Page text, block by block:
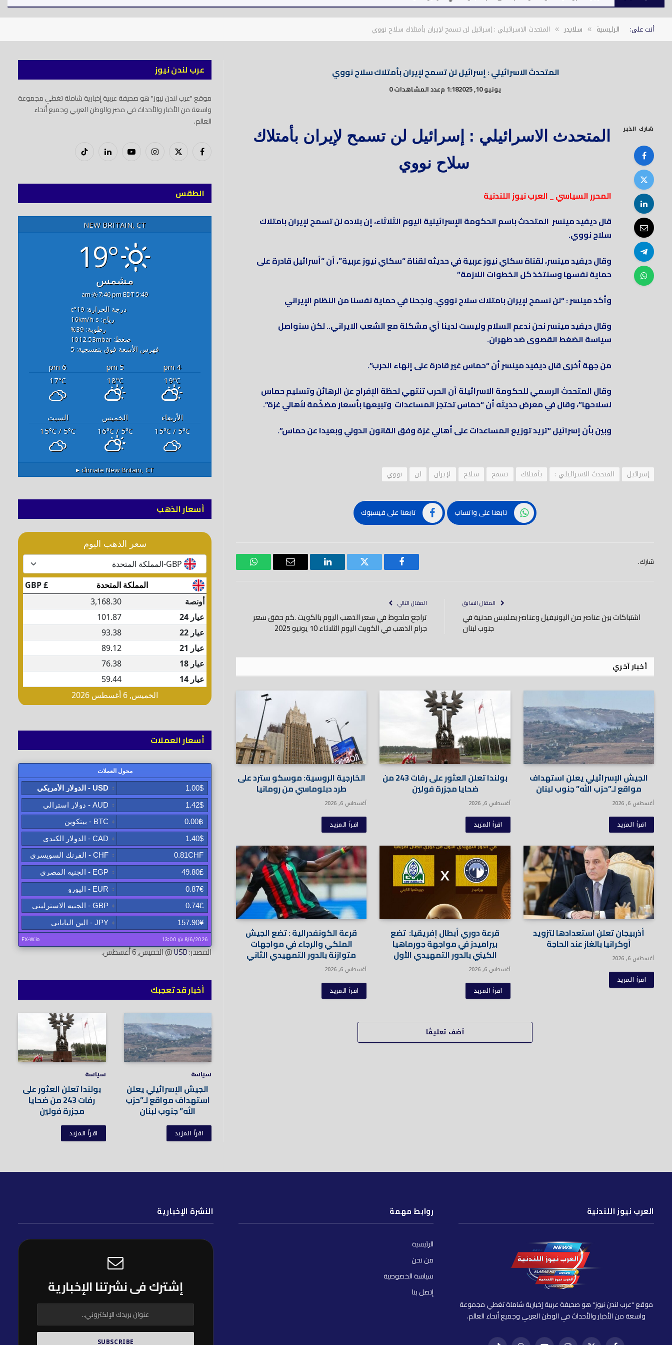
أنت على: الرئيسية » سلايدر » المتحدث الاسرائيلي : إسرائيل لن تسمح لإيران بأمتلاك سلاح نووي
المتحدث الاسرائيلي : إسرائيل لن تسمح لإيران بأمتلاك سلاح نووي
يونيو 10, 2025 1:18 م عدد المشاهدات 0
شارك الخبر
المتحدث الاسرائيلي : إسرائيل لن تسمح لإيران بأمتلاك
سلاح نووي
المحرر السياسي _ العرب نيوز اللندنية
قال ديفيد مينسر المتحدث باسم الحكومة الإسرائيلية اليوم الثلاثاء، إن بلاده لن تسمح لإيران بامتلاك
سلاح نووي.
وقال ديفيد مينسر، لقناة سكاي نيوز عربية في حديثه لقناة “سكاي نيوز عربية”، أن “أسرائيل قادرة على
حماية نفسها وسنتخذ كل الخطوات اللازمة”
وأكد مينسر : “لن نسمح لإيران بامتلاك سلاح نووي. ونجحنا في حماية نفسنا من النظام الإيراني
وقال ديفيد مينسر نحن ندعم السلام وليست لدينا أي مشكلة مع الشعب الايراني.. لكن سنواصل
سياسة الضغط القصوى ضد طهران.
من جهة أخرى قال ديفيد مينسر أن “حماس غير قادرة على إنهاء الحرب”.
وقال المتحدث الرسمي للحكومة الاسرائيلة أن الحرب تنتهي لحظة الإفراج عن الرهائن وتسليم حماس
لسلاحها”، وقال في معرض حديثه أن “حماس تحتجز المساعدات وتبيعها بأسعار مضخّمة لأهالي غزة”.
وبين بأن إسرائيل “تريد توزيع المساعدات على أهالي غزة وفق القانون الدولي وبعيدا عن حماس”.
إسرائيل المتحدث الاسرائيلي : بأمتلاك تسمح سلاح لإيران لن نووي
تابعنا على واتساب تابعنا على فيسبوك
شارك.
فيسبوك تويتر لينكدود
بريد
واتساب
المقال السابق
اشتباكات بين عناصر من اليونيفيل وعناصر بملابس مدنية في
جنوب لبنان
المقال التالي
تراجع ملحوظ في سعر الذهب اليوم بالكويت .كم حقق سعر
جرام الذهب في الكويت اليوم الثلاثاء 10 يونيو 2025
أخبار آخري
الجيش الإسرائيلي يعلن استهداف
مواقع لـ”حزب الله” جنوب لبنان
أغسطس 6, 2026
اقرأ المزيد
بولندا تعلن العثور على رفات 243 من
ضحايا مجزرة فولين
أغسطس 6, 2026
اقرأ المزيد
الخارجية الروسية: موسكو سترد على
طرد دبلوماسي من رومانيا
أغسطس 6, 2026
اقرأ المزيد
أذربيجان تعلن استعدادها لتزويد
أوكرانيا بالغاز عند الحاجة
أغسطس 6, 2026
اقرأ المزيد
قرعة دوري أبطال إفريقيا: تضع
بيراميدز في مواجهة جورماهيا
الكيني بالدور التمهيدي الأول
أغسطس 6, 2026
اقرأ المزيد
قرعة الكونفدرالية : تضع الجيش
الملكي والرجاء في مواجهات
متوازنة بالدور التمهيدي الثاني
أغسطس 6, 2026
اقرأ المزيد
أضف تعليقًا
عرب لندن نيوز
موقع "عرب لندن نيوز" هو صحيفة عربية إخبارية شاملة تغطي مجموعة
واسعة من الأخبار والأحداث في مصر والوطن العربي وجميع أنحاء
العالم.
فيسبوك
X
إنستغرام يوتيوب لينكدود
تيك
الطقس
NEW BRITAIN, CT
19°
مشمس
5:49 am
7:46 pm EDT
درجة الحرارة: 19
°c
رياح: 16 km/h s
رطوبة: 39
%
ضغط: 1012.53mbar
فهرس الأشعة فوق بنفسجية: 5
4 pm
5 pm
6 pm
19°C
18°C
17°C
الأربعاء الخميس
السبت
15°C/ 5°C
16°C/ 5°C
15°C / 5°C
New Britain, CT
أسعار الذهب
أسعار العملات
المصدر:USD@ الخميس, 6 أغسطس.
أخبار قد تعجبك
سياسة
الجيش الإسرائيلي يعلن
استهداف مواقع لـ”حزب
الله” جنوب لبنان
اقرأ المزيد
سياسة
بولندا تعلن العثور على
رفات 243 من ضحايا
مجزرة فولين
اقرأ المزيد
العرب نيوز اللندنية
موقع "عرب لندن نيوز" هو صحيفة عربية إخبارية شاملة تغطي مجموعة
واسعة من الأخبار والأحداث في الوطن العربي وجميع أنحاء العالم.
روابط مهمة
الرئيسية
من نحن
سياسة الخصوصية
إتصل بنا
النشرة الإخبارية
إشترك فى نشرتنا الإخبارية